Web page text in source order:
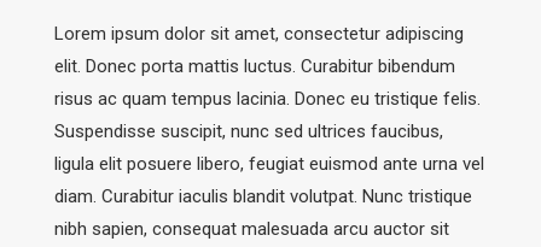
Lorem ipsum dolor sit amet, consectetur adipiscing
elit. Donec porta mattis luctus. Curabitur bibendum
risus ac quam tempus lacinia. Donec eu tristique felis.
Suspendisse suscipit, nunc sed ultrices faucibus,
ligula elit posuere libero, feugiat euismod ante urna vel
diam. Curabitur iaculis blandit volutpat. Nunc tristique
nibh sapien, consequat malesuada arcu auctor sit